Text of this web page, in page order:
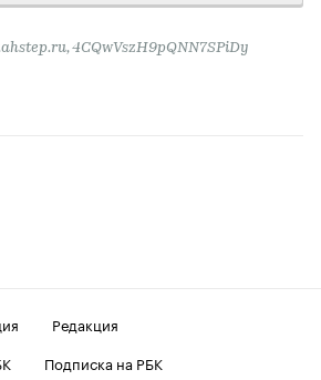
4CQwVszH9pQNN7SPiDy
Редакция
Подписка на РБК